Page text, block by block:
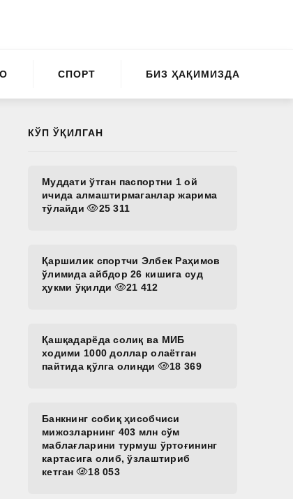
СПОРТ БИЗ ҲАҚИМИЗДА
КЎП ЎҚИЛГАН
Муддати ўтган паспортни 1 ой
ичида алмаштирмаганлар жарима
тўлайди
25 311
Қаршилик спортчи Элбек Раҳимов
ўлимида айбдор 26 кишига суд
ҳукми ўқилди
21 412
Қашқадарёда солиқ ва МИБ
ходими 1000 доллар олаётган
пайтида қўлга олинди
18 369
Банкнинг собиқ ҳисобчиси
мижозларнинг 403 млн сўм
маблағларини турмуш ўртоғининг
картасига олиб, ўзлаштириб
кетган
18 053